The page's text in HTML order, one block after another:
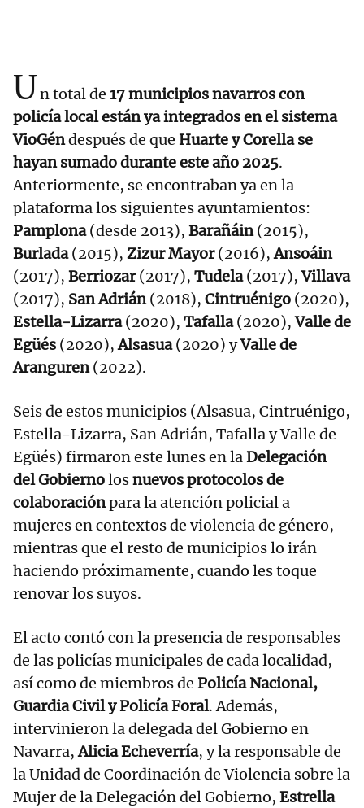
Un total de 17 municipios navarros con
policía local están ya integrados en el sistema
VioGéndespués de que Huarte y Corella se
hayan sumado durante este año 2025.
Anteriormente, se encontraban ya en la
plataforma los siguientes ayuntamientos:
Pamplona(desde 2013), Barañáin(2015),
Burlada(2015), Zizur Mayor(2016),Ansoáin
(2017), Berriozar(2017), Tudela(2017),Villava
(2017), San Adrián(2018), Cintruénigo (2020),
Estella-Lizarra(2020), Tafalla(2020),Valle de
Egüés (2020),Alsasua(2020) yValle de
Aranguren(2022).
Seis de estos municipios (Alsasua, Cintruénigo,
Estella-Lizarra, San Adrián, Tafalla y Valle de
Egüés) firmaron este lunes en laDelegación
del Gobiernolosnuevos protocolos de
colaboraciónpara la atención policial a
mujeres en contextos de violencia de género,
mientras que el resto de municipios lo irán
haciendo próximamente, cuando les toque
renovar los suyos.
El acto contó con la presencia de responsables
de las policías municipales de cada localidad,
así como de miembros de Policía Nacional,
Guardia Civil y Policía Foral. Además,
intervinieron la delegada del Gobierno en
Navarra,Alicia Echeverría, y la responsable de
la Unidad de Coordinación de Violencia sobre la
Mujer de la Delegación del Gobierno, Estrella